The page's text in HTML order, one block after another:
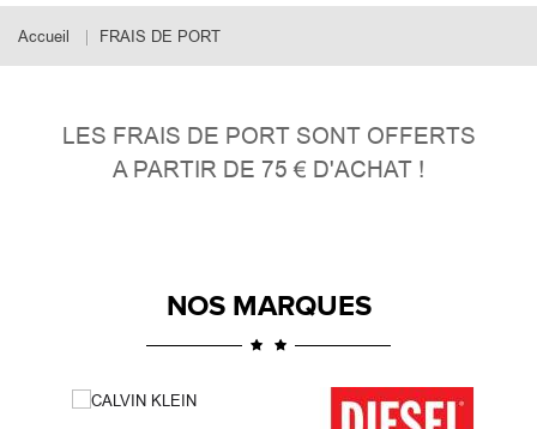
Accueil FRAIS DE PORT
LES FRAIS DE PORT SONT OFFERTS
A PARTIR DE 75 € D'ACHAT !
NOS MARQUES